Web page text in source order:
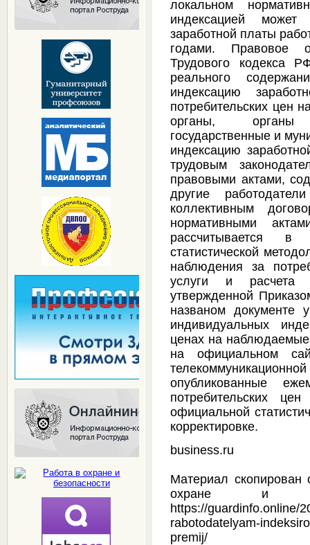
локальном
индексацией может
заработной платы
годами. Правовое
Трудового кодекса
реального
индексацию
потребительских цен
органы, органы
государственные и
индексацию
трудовым
правовыми актами,
другие
коллективным
нормативными
рассчитывается в
статистической
наблюдения за
услуги и расчета
утвержденной
названом документе
индивидуальных
ценах на
на официальном
опубликованные
потребительских
официальной
корректировке.
business.ru
Материал скопирован
охране и
https://guardinfo.online/
rabotodatelyam-
premij/